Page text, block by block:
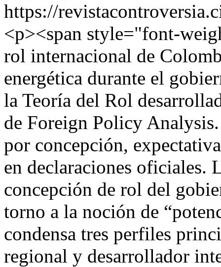
https://
<p><span style="font-
rol internacional de
energética durante el
la Teoría del Rol
de Foreign Policy
por concepción,
en declaraciones oficiales.
concepción de rol del
torno a la noción de
condensa tres perfiles
regional y desarrollador